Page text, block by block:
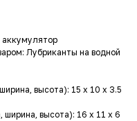
аккумулятор
Лубриканты на водной
высота): 15 x 10 x 3.5
ширина, высота): 16 x 11 x 6